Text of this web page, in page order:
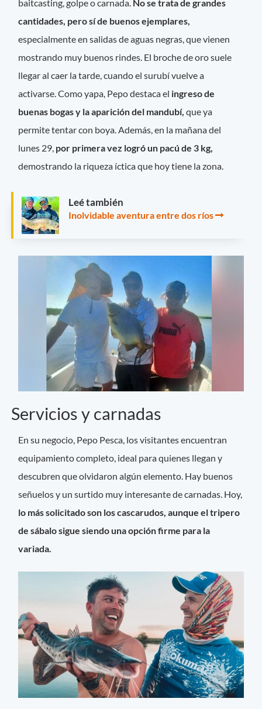
baitcasting, golpe o carnada. No se trata de grandes
cantidades, pero sí de buenos ejemplares,
especialmente en salidas de aguas negras, que vienen
mostrando muy buenos rindes. El broche de oro suele
llegar al caer la tarde, cuando el surubí vuelve a
activarse. Como yapa, Pepo destaca el ingreso de
buenas bogas y la aparición del mandubí,que ya
permite tentar con boya. Además, en la mañana del
lunes 29, por primera vez logró un pacú de 3 kg,
demostrando la riqueza íctica que hoy tiene la zona.
Leé también
Inolvidable aventura entre dos ríos
Servicios y carnadas
En su negocio, Pepo Pesca, los visitantes encuentran
equipamiento completo, ideal para quienes llegan y
descubren que olvidaron algún elemento. Hay buenos
señuelos y un surtido muy interesante de carnadas. Hoy,
lo más solicitado son los cascarudos, aunque el tripero
de sábalo sigue siendo una opción firme para la
variada.